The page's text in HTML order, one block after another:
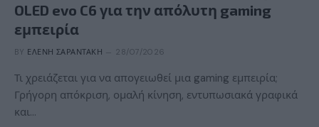
OLED evo C6 για την απόλυτη gaming
εμπειρία
BY ΕΛΈΝΗ ΣΑΡΑΝΤΆΚΗ 28/07/2026
Τι χρειάζεται για να απογειωθεί μια gaming εμπειρία;
Γρήγορη απόκριση, ομαλή κίνηση, εντυπωσιακά γραφικά
και…